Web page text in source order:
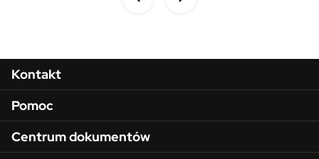
Menu w stopce
Kontakt
Pomoc
Centrum dokumentów